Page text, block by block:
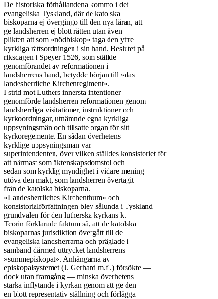
De historiska förhållandena kommo i det
evangeliska Tyskland, där de katolska
biskoparna ej övergingo till den nya läran, att
ge landsherren ej blott rätten utan även
plikten att som »nödbiskop» taga den yttre
kyrkliga rättsordningen i sin hand. Beslutet på
riksdagen i Speyer 1526, som ställde
genomförandet av reformationen i
landsherrens hand, betydde början till »das
landesherrliche Kirchenregiment».
I strid mot Luthers innersta intentioner
genomförde landsherren reformationen genom
landsherrliga visitationer, instruktioner och
kyrkoordningar, utnämnde egna kyrkliga
uppsyningsmän och tillsatte organ för sitt
kyrkoregemente. En sådan överhetens
kyrklige uppsyningsman var
superintendenten, över vilken ställdes konsistoriet för
att närmast som äktenskapsdomstol och
sedan som kyrklig myndighet i vidare mening
utöva den makt, som landsherren övertagit
från de katolska biskoparna.
»Landesherrliches Kirchenthum» och
konsistorialförfattningen blev sålunda i Tyskland
grundvalen för den lutherska kyrkans k.
Teorin förklarade faktum så, att de katolska
biskoparnas jurisdiktion övergått till de
evangeliska landsherrarna och präglade i
samband därmed uttrycket landsherrens
»summepiskopat». Anhängarna av
episkopalsystemet (J. Gerhard m.fl.) försökte —
dock utan framgång — minska överhetens
starka inflytande i kyrkan genom att ge den
en blott representativ ställning och förlägga